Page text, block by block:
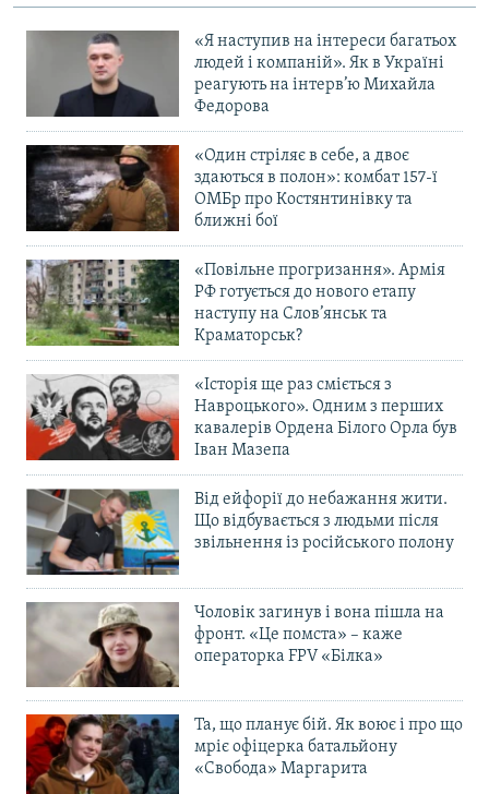
«Я наступив на інтереси багатьох
людей і компаній». Як в Україні
реагують на інтерв’ю Михайла
Федорова
«Один стріляє в себе, а двоє
здаються в полон»: комбат 157-ї
ОМБр про Костянтинівку та
ближні бої
«Повільне прогризання». Армія
РФ готується до нового етапу
наступу на Слов’янськ та
Краматорськ?
«Історія ще раз сміється з
Навроцького». Одним з перших
кавалерів Ордена Білого Орла був
Іван Мазепа
Від ейфорії до небажання жити.
Що відбувається з людьми після
звільнення із російського полону
Чоловік загинув і вона пішла на
фронт. «Це помста» – каже
операторка FPV «Білка»
Та, що планує бій. Як воює і про що
мріє офіцерка батальйону
«Свобода» Маргарита